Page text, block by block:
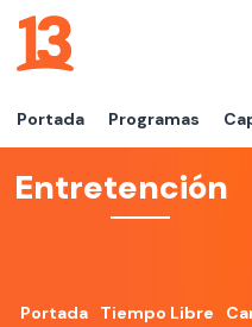
Portada Programas
Entretención
Portada Tiempo Libre